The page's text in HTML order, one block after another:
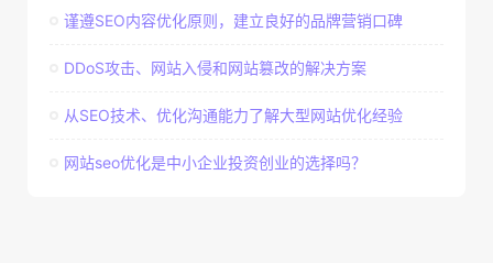
谨遵SEO内容优化原则，建立良好的品牌营销口碑
DDoS攻击、网站入侵和网站篡改的解决方案
从SEO技术、优化沟通能力了解大型网站优化经验
网站seo优化是中小企业投资创业的选择吗？